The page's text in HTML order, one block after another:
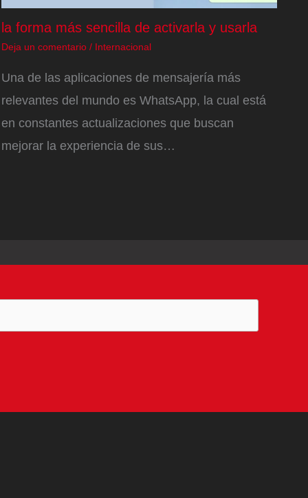
la forma más sencilla de activarla y usarla
Deja un comentario / Internacional
Una de las aplicaciones de mensajería más
relevantes del mundo es WhatsApp, la cual está
en constantes actualizaciones que buscan
mejorar la experiencia de sus…